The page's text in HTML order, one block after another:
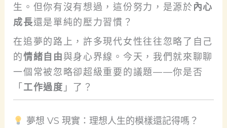
生。但你有沒有想過，這份努力，是源於內心
成長還是單純的壓力習慣？
在追夢的路上，許多現代女性往往忽略了自己
的情緒自由與身心界線。今天，我們就來聊聊
一個常被忽略卻超級重要的議題——你是否
「 工作過度」了？
夢想 VS 現實：理想人生的模樣還記得嗎？